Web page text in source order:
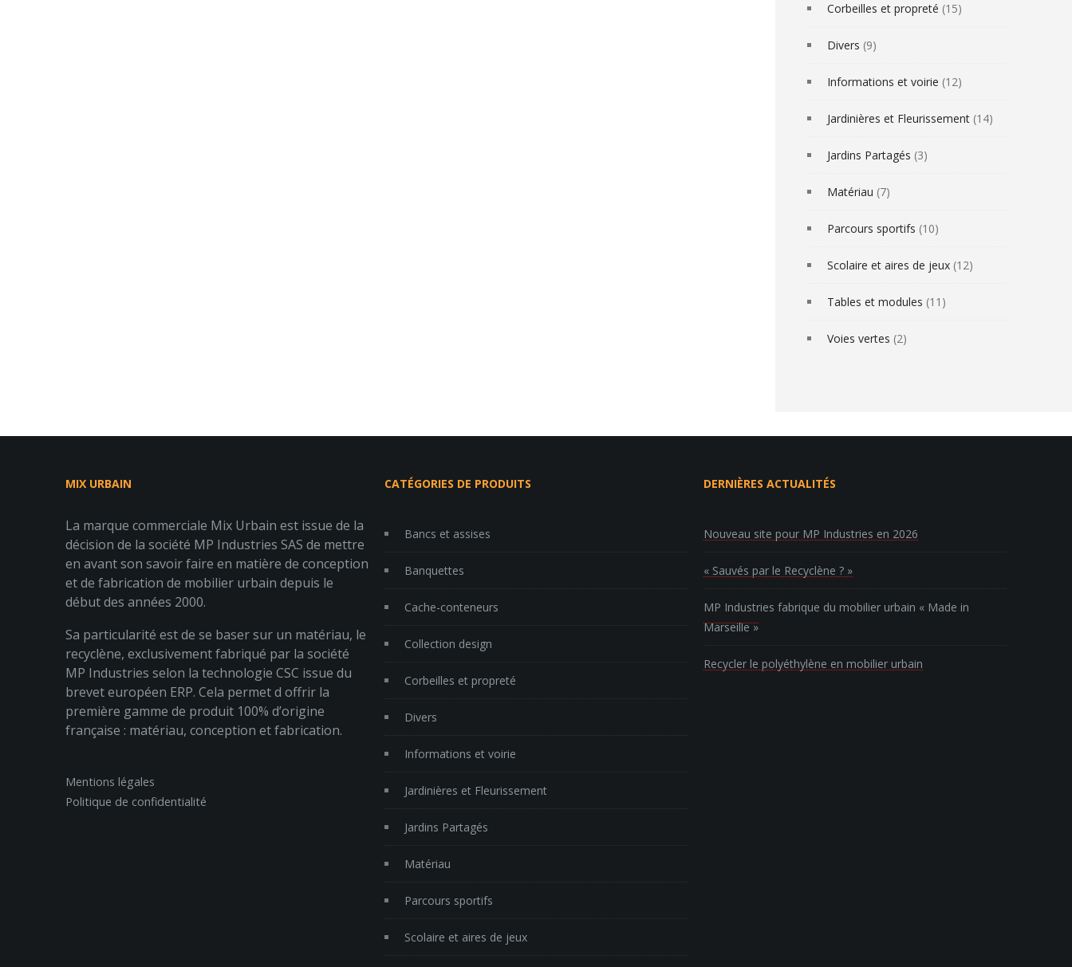
Corbeilles et propreté (15)
Divers (9)
Informations et voirie (12)
Jardinières et Fleurissement (14)
Jardins Partagés (3)
Matériau (7)
Parcours sportifs (10)
Scolaire et aires de jeux (12)
Tables et modules (11)
Voies vertes (2)
MIX URBAIN
La marque commerciale Mix Urbain est issue de la
décision de la société MP Industries SAS de mettre
en avant son savoir faire en matière de conception
et de fabrication de mobilier urbain depuis le
début des années 2000.
Sa particularité est de se baser sur un matériau, le
recyclène, exclusivement fabriqué par la société
MP Industries selon la technologie CSC issue du
brevet européen ERP. Cela permet d offrir la
première gamme de produit 100% d’origine
française : matériau, conception et fabrication.
Mentions légales
Politique de confidentialité
CATÉGORIES DE PRODUITS
Bancs et assises
Banquettes
Cache-conteneurs
Collection design
Corbeilles et propreté
Divers
Informations et voirie
Jardinières et Fleurissement
Jardins Partagés
Matériau
Parcours sportifs
Scolaire et aires de jeux
DERNIÈRES ACTUALITÉS
Nouveau site pour MP Industries en 2026
« Sauvés par le Recyclène ? »
MP Industries fabrique du mobilier urbain « Made in
Marseille »
Recycler le polyéthylène en mobilier urbain